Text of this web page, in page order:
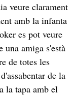
veure clarament
amb la infanta
es pot veure
amiga s'està
de totes les
de la
la tapa amb el